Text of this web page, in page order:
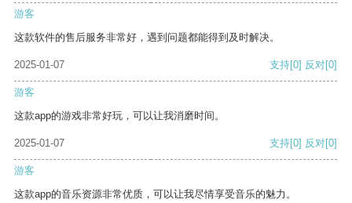
游客
这款软件的售后服务非常好，遇到问题都能得到及时解决。
2025-01-07 支持[0] 反对[0]
游客
这款app的游戏非常好玩，可以让我消磨时间。
2025-01-07 支持[0] 反对[0]
游客
这款app的音乐资源非常优质，可以让我尽情享受音乐的魅力。